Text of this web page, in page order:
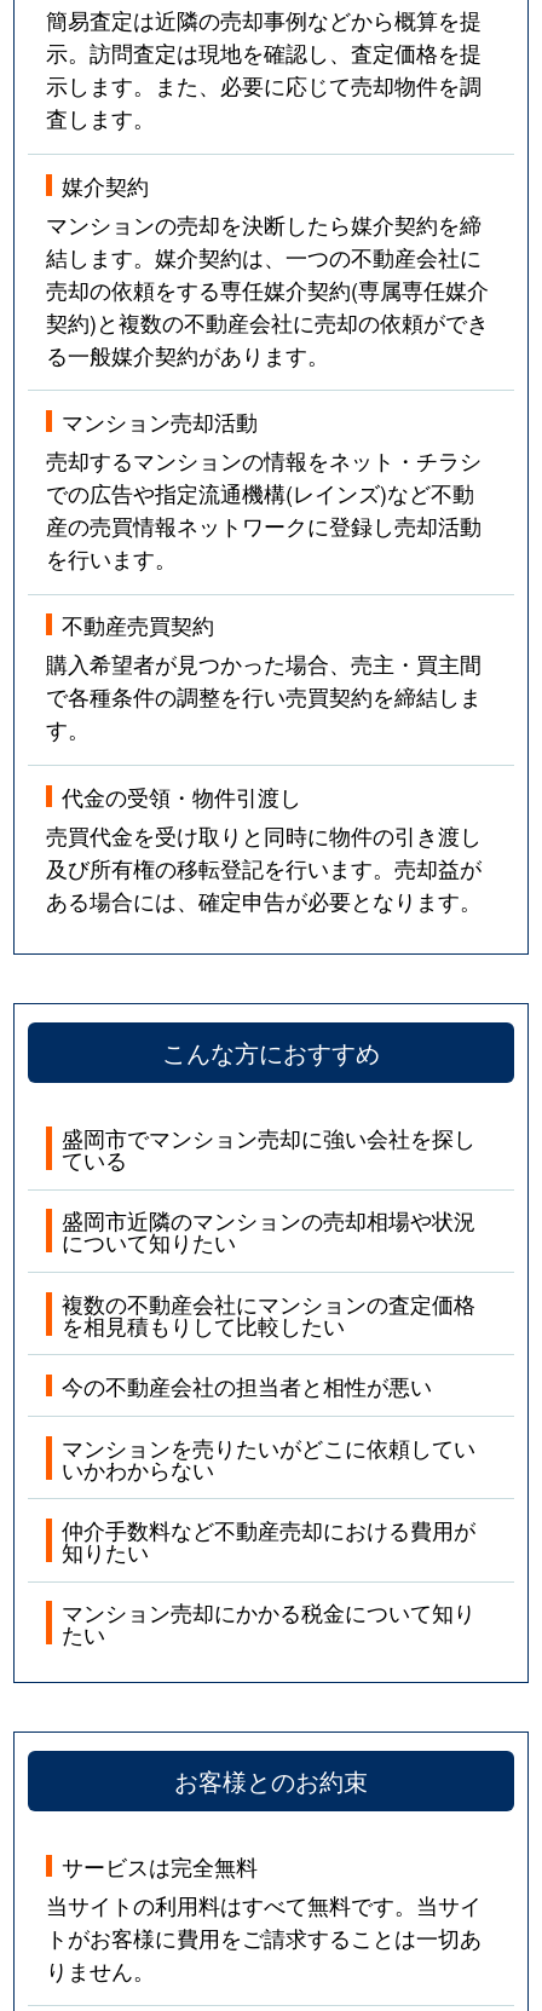
簡易査定は近隣の売却事例などから概算を提
示。訪問査定は現地を確認し、査定価格を提
示します。また、必要に応じて売却物件を調
査します。
媒介契約
マンションの売却を決断したら媒介契約を締
結します。媒介契約は、一つの不動産会社に
売却の依頼をする専任媒介契約(専属専任媒介
契約)と複数の不動産会社に売却の依頼ができ
る一般媒介契約があります。
マンション売却活動
売却するマンションの情報をネット・チラシ
での広告や指定流通機構(レインズ)など不動
産の売買情報ネットワークに登録し売却活動
を行います。
不動産売買契約
購入希望者が見つかった場合、売主・買主間
で各種条件の調整を行い売買契約を締結しま
す。
代金の受領・物件引渡し
売買代金を受け取りと同時に物件の引き渡し
及び所有権の移転登記を行います。売却益が
ある場合には、確定申告が必要となります。
こんな方におすすめ
盛岡市でマンション売却に強い会社を探し
ている
盛岡市近隣のマンションの売却相場や状況
について知りたい
複数の不動産会社にマンションの査定価格
を相見積もりして比較したい
今の不動産会社の担当者と相性が悪い
マンションを売りたいがどこに依頼してい
いかわからない
仲介手数料など不動産売却における費用が
知りたい
マンション売却にかかる税金について知り
たい
お客様とのお約束
サービスは完全無料
当サイトの利用料はすべて無料です。当サイ
トがお客様に費用をご請求することは一切あ
りません。